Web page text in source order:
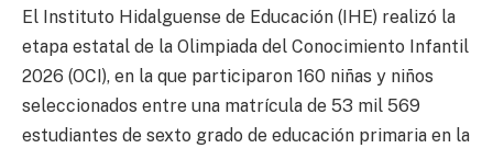
El Instituto Hidalguense de Educación (IHE) realizó la
etapa estatal de la Olimpiada del Conocimiento Infantil
2026 (OCI), en la que participaron 160 niñas y niños
seleccionados entre una matrícula de 53 mil 569
estudiantes de sexto grado de educación primaria en la